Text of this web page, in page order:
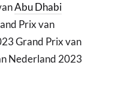
Abu Dhabi
Prix van
Grand Prix van
Nederland 2023